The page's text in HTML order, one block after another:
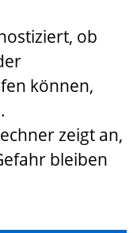
ob
können,
zeigt an,
bleiben